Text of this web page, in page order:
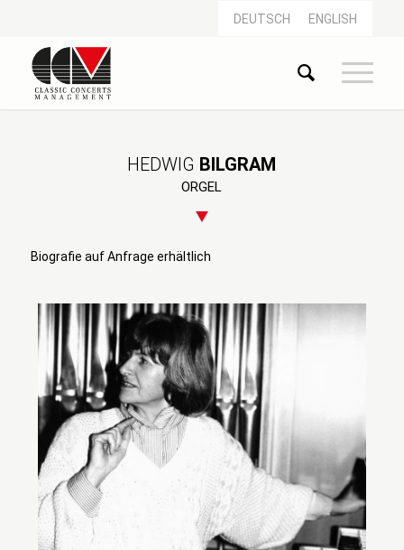
DEUTSCH ENGLISH
HEDWIG BILGRAM
ORGEL
Biografie auf Anfrage erhältlich